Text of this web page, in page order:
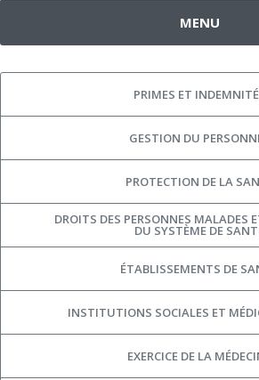
MENU
PRIMES ET
GESTION DU
PROTECTION DE LA
DROITS DES PERSONNES MALADES
DU SYSTÈME DE
ÉTABLISSEMENTS DE
INSTITUTIONS SOCIALES ET
EXERCICE DE LA